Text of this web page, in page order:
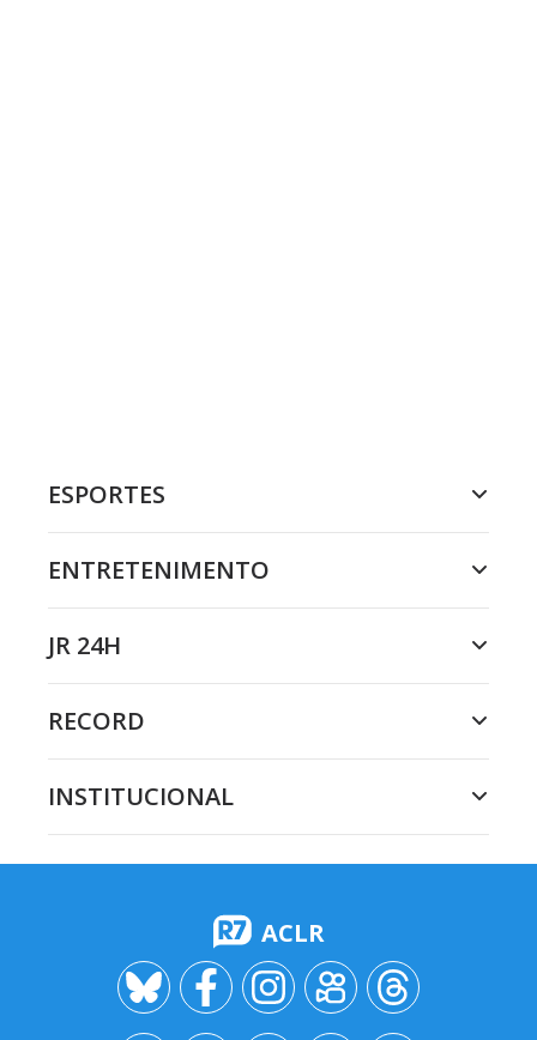
ESPORTES
ENTRETENIMENTO
JR 24H
RECORD
INSTITUCIONAL
ACLR